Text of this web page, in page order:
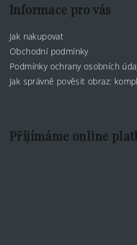
Informace pro vás
Jak nakupovat
Obchodní podmínky
Podmínky ochrany osobních
Jak správně pověsit obraz:
Přijímáme online